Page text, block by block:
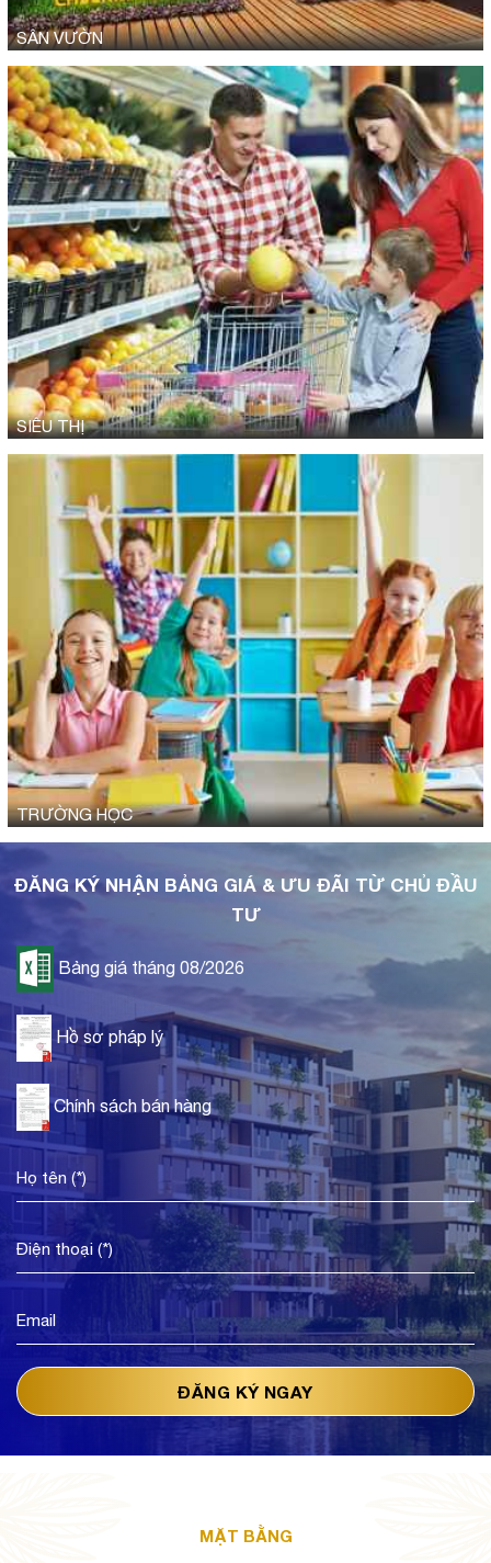
SÂN VƯỜN
SIÊU THỊ
TRƯỜNG HỌC
ĐĂNG KÝ NHẬN BẢNG GIÁ & ƯU ĐÃI TỪ CHỦ ĐẦU
TƯ
Bảng giá tháng 08/2026
Hồ sơ pháp lý
Chính sách bán hàng
MẶT BẰNG